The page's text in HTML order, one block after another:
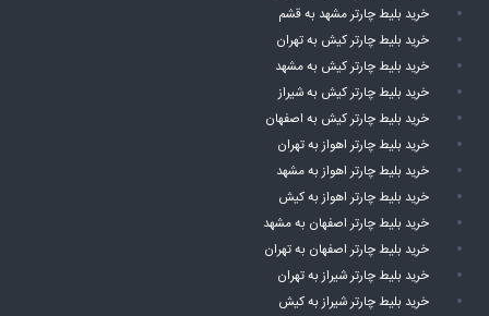
خرید بلیط چارتر مشهد به قشم
خرید بلیط چارتر کیش به تهران
خرید بلیط چارتر کیش به مشهد
خرید بلیط چارتر کیش به شیراز
خرید بلیط چارتر کیش به اصفهان
خرید بلیط چارتر اهواز به تهران
خرید بلیط چارتر اهواز به مشهد
خرید بلیط چارتر اهواز به کیش
خرید بلیط چارتر اصفهان به مشهد
خرید بلیط چارتر اصفهان به تهران
خرید بلیط چارتر شیراز به تهران
خرید بلیط چارتر شیراز به کیش